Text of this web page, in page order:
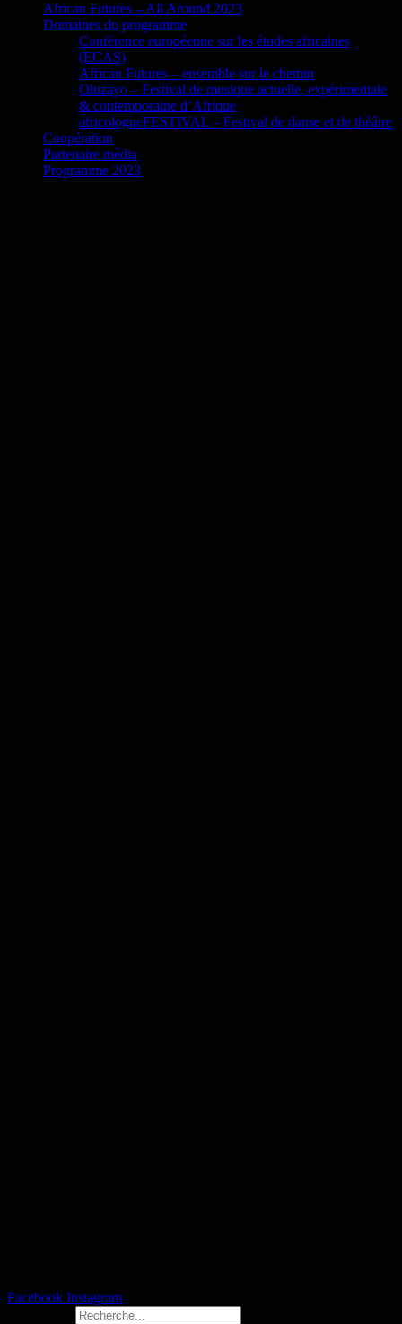
African Futures – All Around 2023
Domaines du programme
Conférence européenne sur les études africaines
(ECAS)
African Futures – ensemble sur le chemin
Oluzayo – Festival de musique actuelle, expérimentale
& contemporaine d’Afrique
africologneFESTIVAL – Festival de danse et de théâtre
Coopération
Partenaire média
Programme 2023
Facebook Instagram